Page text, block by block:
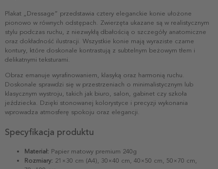
Plakat „Dressage” przedstawia cztery eleganckie konie ułożone
pionowo w równych odstępach. Zwierzęta ukazane są w realistycznym
stylu podczas ruchu, z niezwykłą dbałością o szczegóły anatomiczne
oraz dokładność ilustracji. Wszystkie konie mają wyraziste czarne
kontury, które doskonale kontrastują z subtelnym beżowym tłem i
delikatnymi teksturami.
Obraz emanuje wyrafinowaniem, klasyką oraz harmonią ruchu.
Doskonale sprawdzi się w przestrzeniach o minimalistycznym lub
klasycznym wystroju, takich jak biuro, salon, gabinet czy szkoła
jeździecka. Dzięki stonowanej kolorystyce i precyzji wykonania
wprowadza atmosferę spokoju oraz elegancji.
Specyfikacja produktu
Materiał: Papier matowy premium 240g
Rozmiary: 21×30 cm (A4), 30×40 cm, 40×50 cm, 50×70 cm,